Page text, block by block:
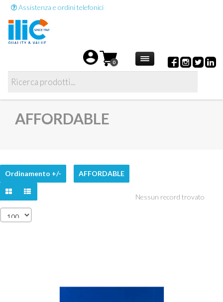
Assistenza e ordini telefonici
0
AFFORDABLE
Ordinamento +/- AFFORDABLE
Nessun record trovato